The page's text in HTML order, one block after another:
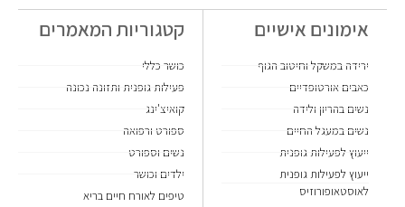
אימונים אישיים
ירידה במשקל וחיטוב הגוף
כאבים אורטופדיים
נשים בהריון ולידה
נשים במעגל החיים
ייעוץ לפעילות גופנית
ייעוץ לפעילות גופנית
לאוסטאופורוזיס
קטגוריות המאמרים
כושר כללי
פעילות גופנית ותזונה נכונה
קואיצ'ינג
ספורט ורפואה
נשים וספורט
ילדים וכושר
טיפים לאורח חיים בריא